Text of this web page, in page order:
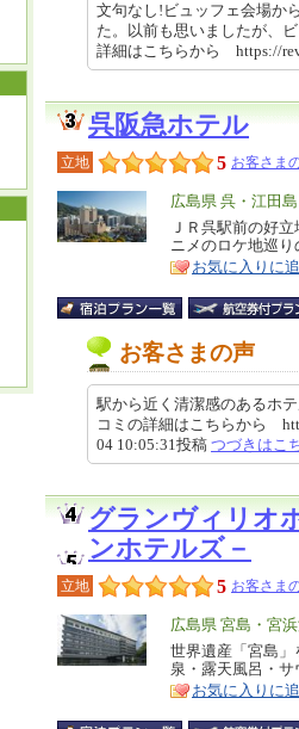
文句なし!ビュッフェ会場か
た。以前も思いましたが、
詳細はこちらから https://
呉阪急ホテル
立地 5 お客さま
エ
リ
ア
広島県 呉・江田島
特
徴
ＪＲ呉駅前の好
ニメのロケ地巡
お気に入りに
お客さまの声
駅から近く清潔感のあるホ
コミの詳細はこちらから
04 10:05:31投稿 つづきはこ
グランヴィリ
ンホテルズ－
立地 5 お客さま
エ
リ
ア
広島県 宮島・宮
特
徴
世界遺産「宮島
泉・露天風呂・
お気に入りに